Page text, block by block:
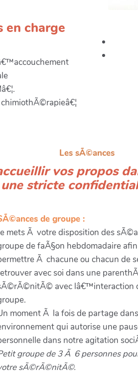
en charge
Les sÃ©ances
vos propos
une stricte
de groupe :
mets Ã votre disposition des
de faÃ§on hebdomadaire
Ã chacune ou chacun de
avec soi dans une
avec lâ€™interaction
moment Ã la fois de partage
qui autorise une
dans notre agitation
groupe de 3 Ã 6 personnes
sÃ©rÃ©nitÃ©.